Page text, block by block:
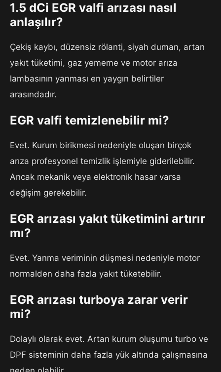
1.5 dCi EGR valfi arızası nasıl
anlaşılır?
Çekiş kaybı, düzensiz rölanti, siyah duman, artan
yakıt tüketimi, gaz yememe ve motor arıza
lambasının yanması en yaygın belirtiler
arasındadır.
EGR valfi temizlenebilir mi?
Evet. Kurum birikmesi nedeniyle oluşan birçok
arıza profesyonel temizlik işlemiyle giderilebilir.
Ancak mekanik veya elektronik hasar varsa
değişim gerekebilir.
EGR arızası yakıt tüketimini artırır
mı?
Evet. Yanma veriminin düşmesi nedeniyle motor
normalden daha fazla yakıt tüketebilir.
EGR arızası turboya zarar verir
mi?
Dolaylı olarak evet. Artan kurum oluşumu turbo ve
DPF sisteminin daha fazla yük altında çalışmasına